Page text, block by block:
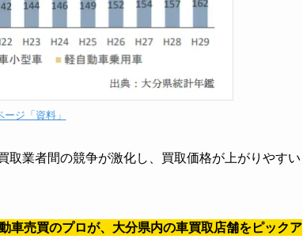
ジ「資料」
業者間の競争が激化し、買取価格が上がりやすい
車売買のプロが、大分県内の車買取店舗をピックア